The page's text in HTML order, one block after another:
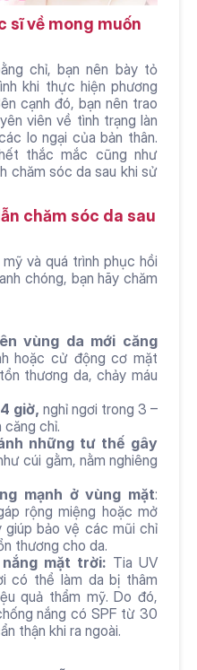
sĩ về mong muốn
chỉ, bạn nên bày tỏ
khi thực hiện phương
cạnh đó, bạn nên trao
viên về tình trạng làn
lo ngại của bản thân.
thắc mắc cũng như
chăm sóc da sau khi sử
chăm sóc da sau
và quá trình phục hồi
chóng, bạn hãy chăm
vùng da mới căng
hoặc cử động cơ mặt
thương da, chảy máu
giờ, nghỉ ngơi trong 3 –
căng chỉ.
những tư thế gây
cúi gằm, nằm nghiêng
mạnh ở vùng mặt:
rộng miệng hoặc mở
giúp bảo vệ các mũi chỉ
thương cho da.
mặt trời: Tia UV
có thể làm da bị thâm
quả thẩm mỹ. Do đó,
nắng có SPF từ 30
thận khi ra ngoài.